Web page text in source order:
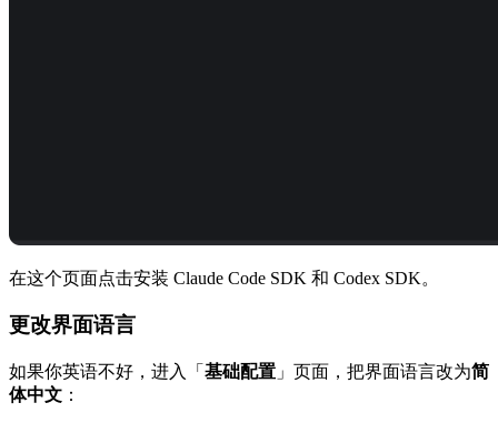
在这个页面点击安装 Claude Code SDK 和 Codex SDK。
更改界面语言
如果你英语不好，进入「 基础配置 」页面，把界面语言改为简
体中文 ：